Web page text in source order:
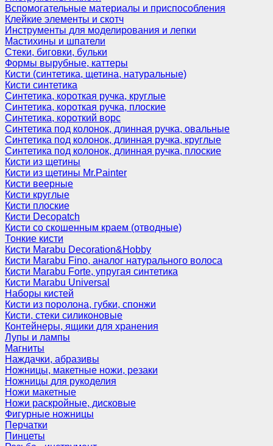
Вспомогательные материалы и приспособления
Клейкие элементы и скотч
Инструменты для моделирования и лепки
Мастихины и шпатели
Стеки, биговки, бульки
Формы вырубные, каттеры
Кисти (синтетика, щетина, натуральные)
Кисти синтетика
Синтетика, короткая ручка, круглые
Синтетика, короткая ручка, плоские
Синтетика, короткий ворс
Синтетика под колонок, длинная ручка, овальные
Синтетика под колонок, длинная ручка, круглые
Синтетика под колонок, длинная ручка, плоские
Кисти из щетины
Кисти из щетины Mr.Painter
Кисти веерные
Кисти круглые
Кисти плоские
Кисти Decopatch
Кисти со скошенным краем (отводные)
Тонкие кисти
Кисти Marabu Decoration&Hobby
Кисти Marabu Fino, аналог натурального волоса
Кисти Marabu Forte, упругая синтетика
Кисти Marabu Universal
Наборы кистей
Кисти из поролона, губки, спонжи
Кисти, стеки силиконовые
Контейнеры, ящики для хранения
Лупы и лампы
Магниты
Наждачки, абразивы
Ножницы, макетные ножи, резаки
Ножницы для рукоделия
Ножи макетные
Ножи раскройные, дисковые
Фигурные ножницы
Перчатки
Пинцеты